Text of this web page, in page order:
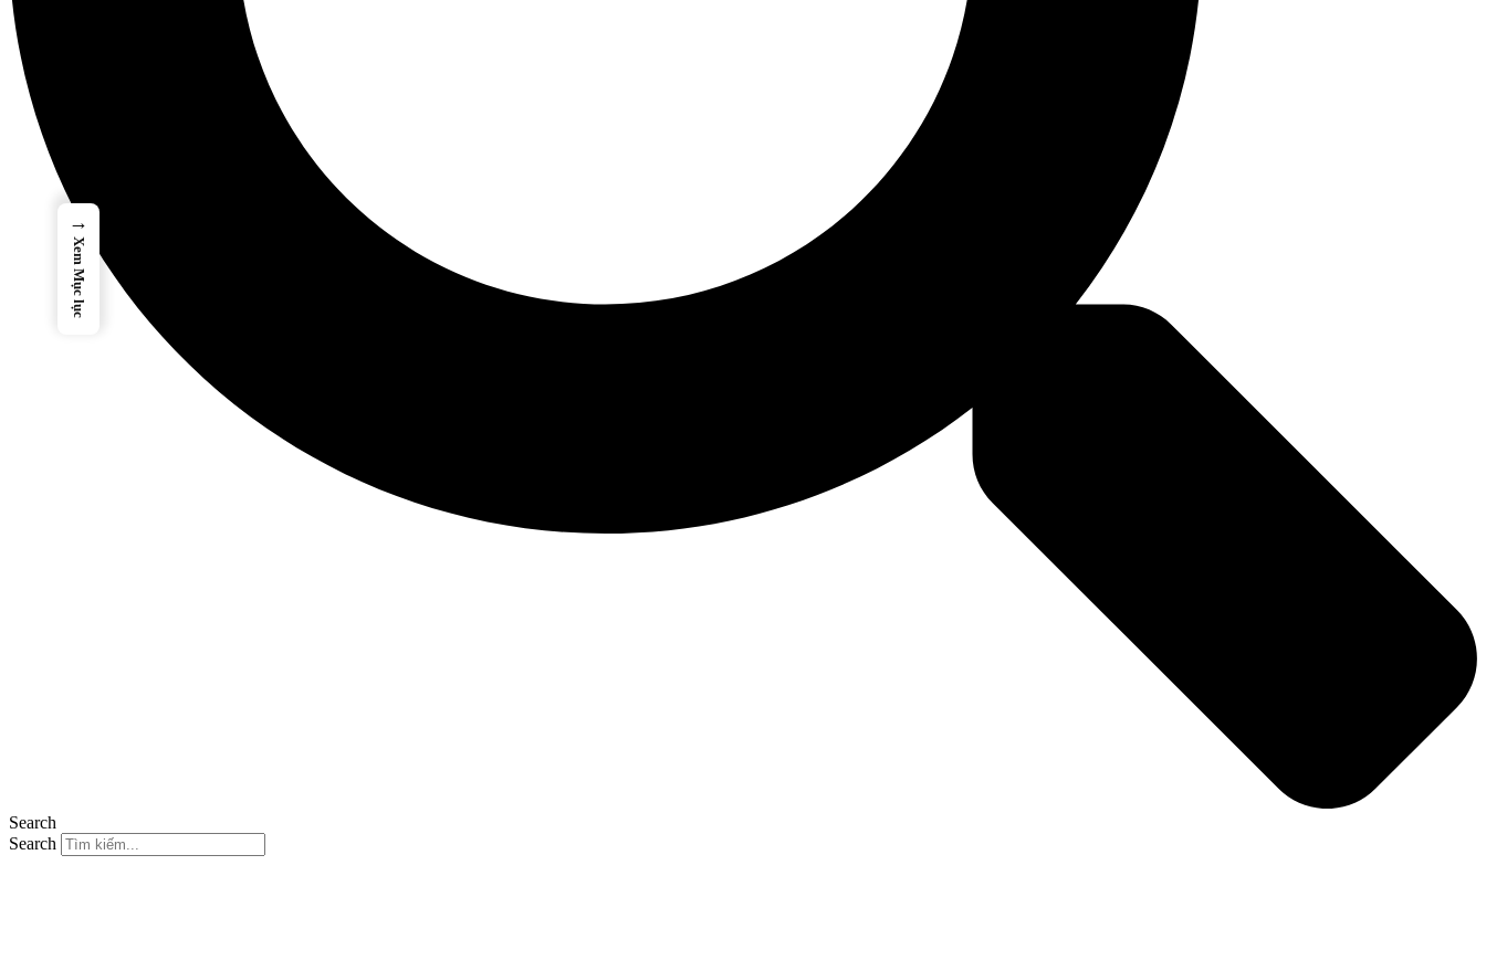
Search
Search
→
Xem Mục lục